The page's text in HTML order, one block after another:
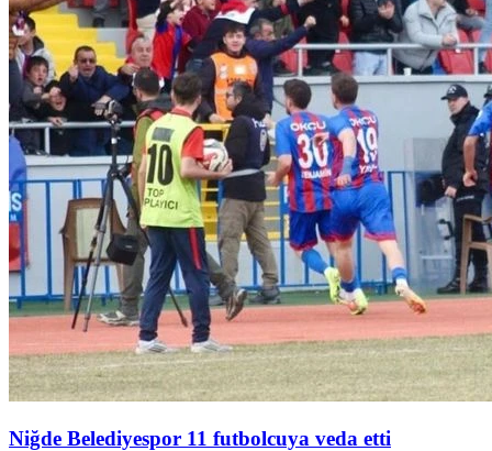
Niğde Belediyespor 11 futbolcuya veda etti